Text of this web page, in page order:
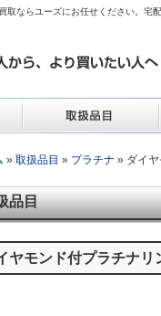
ならユーズにお任せください。宅
» 取扱品目 » プラチナ » ダイ
品目
ヤモンド付プラチナリ